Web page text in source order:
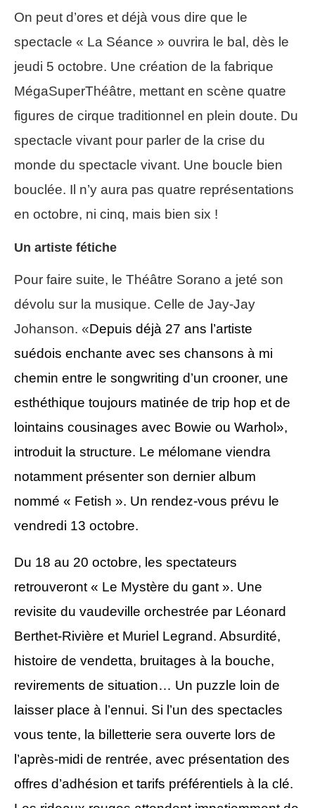
On peut d’ores et déjà vous dire que le
spectacle « La Séance » ouvrira le bal, dès le
jeudi 5 octobre. Une création de la fabrique
MégaSuperThéâtre, mettant en scène quatre
figures de cirque traditionnel en plein doute. Du
spectacle vivant pour parler de la crise du
monde du spectacle vivant. Une boucle bien
bouclée. Il n’y aura pas quatre représentations
en octobre, ni cinq, mais bien six !
Un artiste fétiche
Pour faire suite, le Théâtre Sorano a jeté son
dévolu sur la musique. Celle de Jay-Jay
Johanson. «Depuis déjà 27 ans l’artiste
suédois enchante avec ses chansons à mi
chemin entre le songwriting d’un crooner, une
esthéthique toujours matinée de trip hop et de
lointains cousinages avec Bowie ou Warhol»,
introduit la structure. Le mélomane viendra
notamment présenter son dernier album
nommé « Fetish ». Un rendez-vous prévu le
vendredi 13 octobre.
Du 18 au 20 octobre, les spectateurs
retrouveront « Le Mystère du gant ». Une
revisite du vaudeville orchestrée par Léonard
Berthet-Rivière et Muriel Legrand. Absurdité,
histoire de vendetta, bruitages à la bouche,
revirements de situation… Un puzzle loin de
laisser place à l’ennui. Si l’un des spectacles
vous tente, la billetterie sera ouverte lors de
l’après-midi de rentrée, avec présentation des
offres d’adhésion et tarifs préférentiels à la clé.